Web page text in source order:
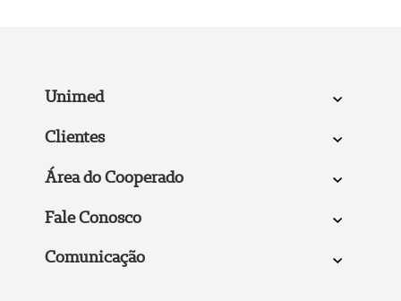
Unimed
Clientes
Área do Cooperado
Fale Conosco
Comunicação